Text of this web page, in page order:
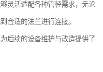
灵活适配各种管径需求，无论
合适的法兰进行连接。
后续的设备维护与改造提供了